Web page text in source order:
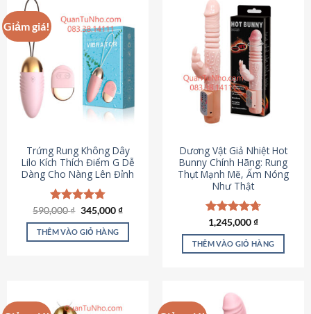
Giảm giá!
Trứng Rung Không Dây
Lilo Kích Thích Điểm G Dễ
Dàng Cho Nàng Lên Đỉnh
Được xếp
hạng4.79
5 sao
590,000₫ Giá
là:
590,000 ₫.
345,000₫Giá
tại
345,000 ₫.
THÊM VÀO GIỎ HÀNG
Dương Vật Giả Nhiệt Hot
Bunny Chính Hãng: Rung
Thụt Mạnh Mẽ, Ấm Nóng
Như Thật
Được xếp
hạng4.73
5 sao
1,245,000₫
THÊM VÀO GIỎ HÀNG